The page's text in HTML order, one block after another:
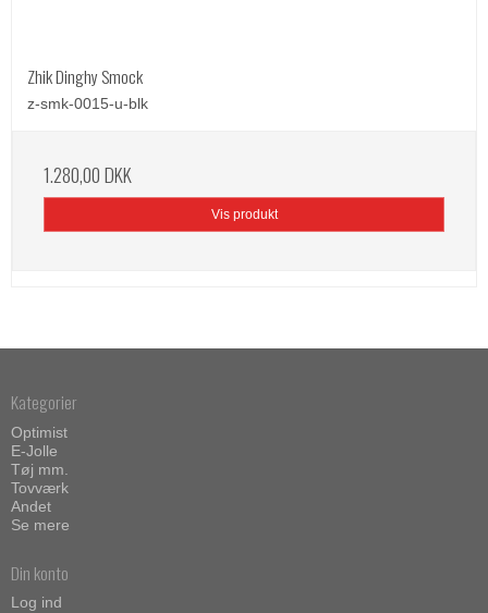
Zhik Dinghy Smock
z-smk-0015-u-blk
1.280,00 DKK
Vis produkt
Kategorier
Optimist
E-Jolle
Tøj mm.
Tovværk
Andet
Se mere
Din konto
Log ind